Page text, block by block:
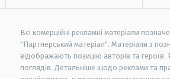
Всі комерційні рекламні матеріали
"Партнерський матеріал". Матеріали з
відображають позицію авторів та героїв.
поглядів. Детальніше щодо реклами та